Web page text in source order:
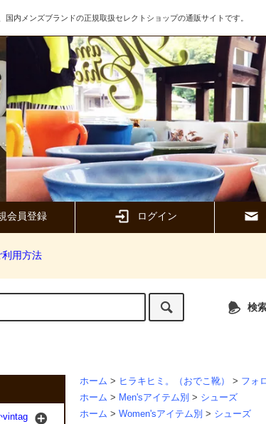
内メンズブランドの正規取扱セレクトショップの通販サイトです。
会員登録 ログイン
用方法
検
ホーム > ヒラキヒミ。（おでこ靴） > フォ
ホーム > Men'sアイテム別 > シューズ
ホーム > Women'sアイテム別 > シューズ
vintag